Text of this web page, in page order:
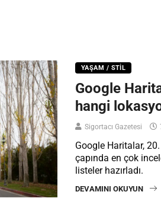
YAŞAM / STIL
Google
hangi
Sigortacı Gazetesi
Google Haritalar, 20.
çapında en çok
listeler hazırladı.
DEVAMINI OKUYUN